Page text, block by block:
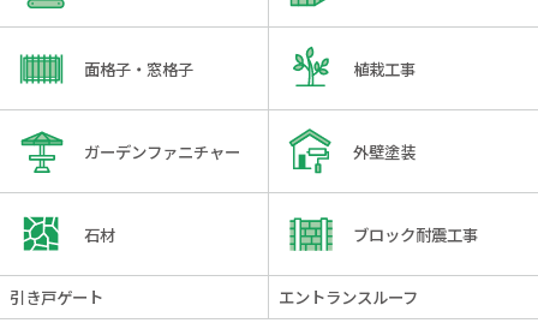
面格子・窓格子 植栽工事
ガーデンファニチャー 外壁塗装
石材 ブロック耐震工事
引き戸ゲート エントランスルーフ